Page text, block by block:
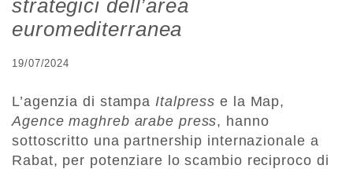
strategici dell’area
euromediterranea
19/07/2024
L’agenzia di stampa Italpress e la Map,
Agence maghreb arabe press, hanno
sottoscritto una partnership internazionale a
Rabat, per potenziare lo scambio reciproco di